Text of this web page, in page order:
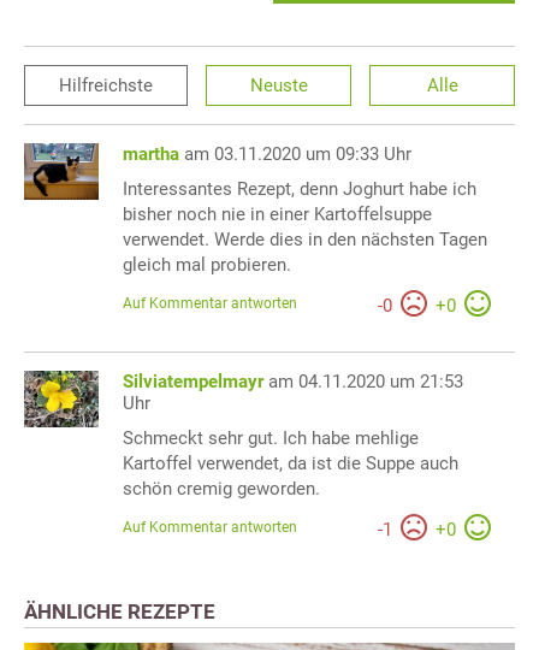
Hilfreichste Neuste Alle
martha am 03.11.2020 um 09:33 Uhr
Interessantes Rezept, denn Joghurt habe ich
bisher noch nie in einer Kartoffelsuppe
verwendet. Werde dies in den nächsten Tagen
gleich mal probieren.
-0 +0
Auf Kommentar antworten
Silviatempelmayr am 04.11.2020 um 21:53
Uhr
Schmeckt sehr gut. Ich habe mehlige
Kartoffel verwendet, da ist die Suppe auch
schön cremig geworden.
-1 +0
Auf Kommentar antworten
ÄHNLICHE REZEPTE